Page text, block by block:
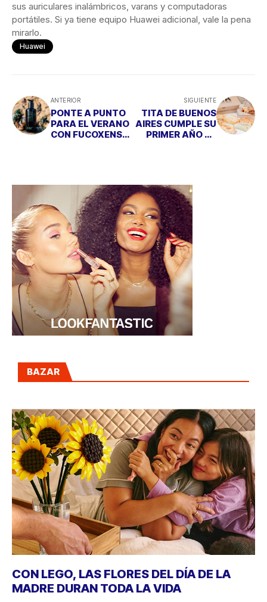
sus auriculares inalámbricos, varans y computadoras
portátiles. Si ya tiene equipo Huawei adicional, vale la pena
mirarlo.
Huawei
ANTERIOR
PONTE A PUNTO
PARA EL VERANO
CON FUCOXENSE
SIGUIENTE
TITA DE BUENOS
AIRES CUMPLE SU
PRIMER AÑO EN
BAZAR
CON LEGO, LAS FLORES DEL DÍA DE LA
MADRE DURAN TODA LA VIDA